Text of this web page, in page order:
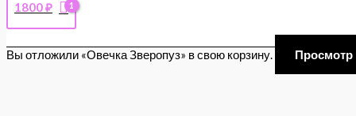
1800₽
Вы отложили «Овечка Зверопуз» в свою корзину. Просмотр